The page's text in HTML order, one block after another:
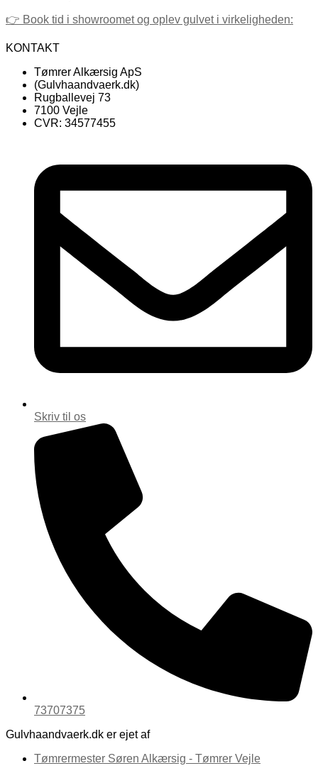
👉 Book tid i showroomet og oplev gulvet i virkeligheden:
KONTAKT
Tømrer Alkærsig ApS
(Gulvhaandvaerk.dk)
Rugballevej 73
7100 Vejle
CVR: 34577455
Skriv til os
73707375
Gulvhaandvaerk.dk er ejet af
Tømrermester Søren Alkærsig - Tømrer Vejle